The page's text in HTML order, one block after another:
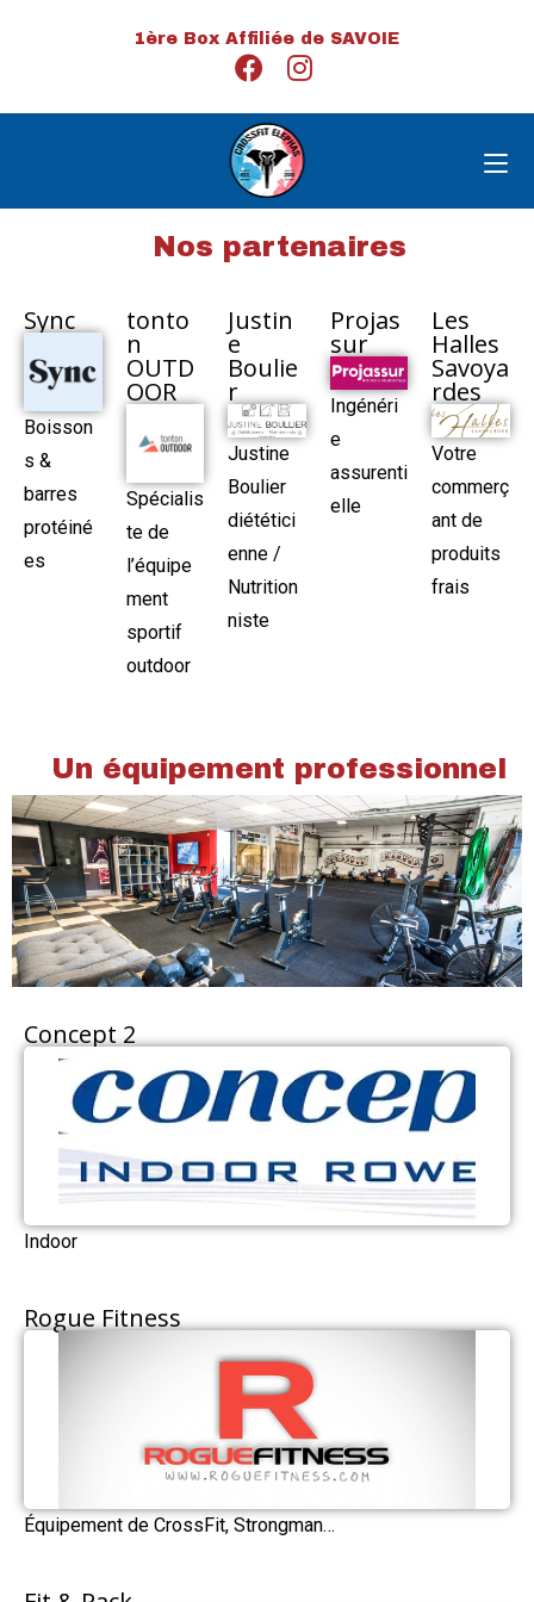
1ère Box Affiliée de SAVOIE
Nos partenaires
Sync
Boisson
s &
barres
protéiné
es
tonto
n
OUTD
OOR
Spécialis
te de
l’équipe
ment
sportif
outdoor
Justin
e
Boulie
r
Justine
Boulier
diététici
enne /
Nutrition
niste
Projas
sur
Ingénéri
e
assurenti
elle
Les
Halles
Savoya
rdes
Votre
commerç
ant de
produits
frais
Un équipement professionnel
Concept 2
Indoor
Rogue Fitness
Équipement de CrossFit, Strongman…